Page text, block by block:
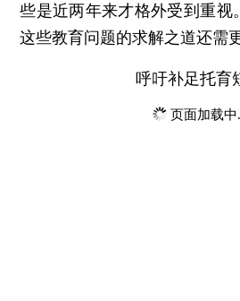
些是近两年来才格外受到重视
这些教育问题的求解之道还需
呼吁补足托育
页面加载中